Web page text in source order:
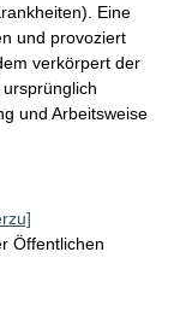
Eine
und provoziert
verkörpert der
und Arbeitsweise
Öffentlichen